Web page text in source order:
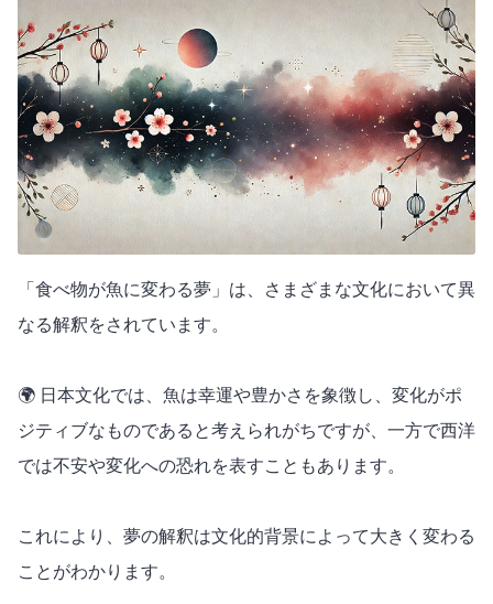
「食べ物が魚に変わる夢」は、さまざまな文化において異
なる解釈をされています。
🌍 日本文化では、魚は幸運や豊かさを象徴し、変化がポ
ジティブなものであると考えられがちですが、一方で西洋
では不安や変化への恐れを表すこともあります。
これにより、夢の解釈は文化的背景によって大きく変わる
ことがわかります。